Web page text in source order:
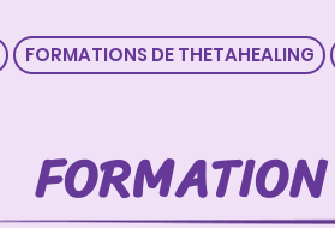
FORMATIONS DE THETAHEALING